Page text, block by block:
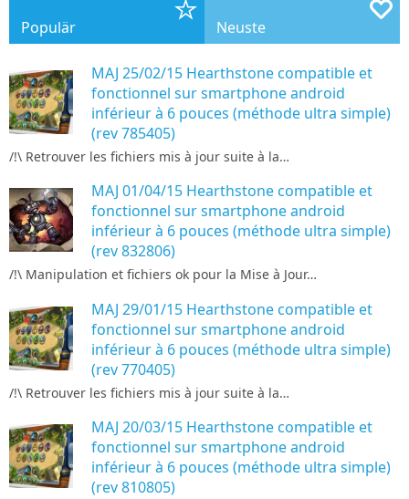
Populär Neuste
MAJ 25/02/15 Hearthstone compatible et
fonctionnel sur smartphone android
inférieur à 6 pouces (méthode ultra simple)
(rev 785405)
/!\ Retrouver les fichiers mis à jour suite à la…
MAJ 01/04/15 Hearthstone compatible et
fonctionnel sur smartphone android
inférieur à 6 pouces (méthode ultra simple)
(rev 832806)
/!\ Manipulation et fichiers ok pour la Mise à Jour…
MAJ 29/01/15 Hearthstone compatible et
fonctionnel sur smartphone android
inférieur à 6 pouces (méthode ultra simple)
(rev 770405)
/!\ Retrouver les fichiers mis à jour suite à la…
MAJ 20/03/15 Hearthstone compatible et
fonctionnel sur smartphone android
inférieur à 6 pouces (méthode ultra simple)
(rev 810805)